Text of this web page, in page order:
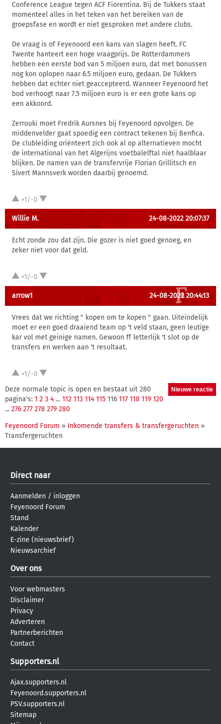
Conference League tegen ACF Fiorentina. Bij de Tukkers staat
momenteel alles in het teken van het bereiken van de
groepsfase en wordt er niet gesproken met andere clubs.
De vraag is of Feyenoord een kans van slagen heeft. FC
Twente hanteert een hoge vraagprijs. De Rotterdammers
hebben een eerste bod van 5 miljoen euro, dat met bonussen
nog kon oplopen naar 6.5 miljoen euro, gedaan. De Tukkers
hebben dat echter niet geaccepteerd. Wanneer Feyenoord het
bod verhoogt naar 7.5 miljoen euro is er een grote kans op
een akkoord.
Zerrouki moet Fredrik Aursnes bij Feyenoord opvolgen. De
middenvelder gaat spoedig een contract tekenen bij Benfica.
De clubleiding oriënteert zich ook al op alternatieven mocht
de international van het Algerijns voetbalelftal niet haalblaar
blijken. De namen van de transfervrije Florian Grillitsch en
Sivert Mannsverk worden daarbij genoemd.
+1/-0
Willie M. 24-08-2022 20:07:37
Echt zonde zou dat zijn. Die gozer is niet goed genoeg, en
zeker niet voor dat geld.
+1/-0
arrow1 24-08-2022 20:44:13
Vrees dat we richting " kopen om te kopen " gaan. Uiteindelijk
moet er een goed draaiend team op 't veld staan, geen leutige
kar vol met geinige namen. Gewoon ff letterlijk 't slot op de
transfers en werken aan 't resultaat.
+1/-0
Deze normale topic is open en bestaat uit 280
pagina's: 1 2 3 4 ... 112 113 114 115 116 117 118 119 120
... 276 277 278 279 280
Feyenoord Forum » Inkomende transfers & transfergeruchten »
Transfergeruchten
Direct naar
Aanmelden / inloggen
Feyenoord Forum
Stand
Kalender
E-zine (nieuwsbrief)
Nieuwsarchief
Over ons
Voor webmasters
Disclaimer
Privacy
Adverteren
Partnerberichten
Contact
Supporters.nl
Ajax.supporters.nl
Feyenoord.supporters.nl
PSV.supporters.nl
Sitemap